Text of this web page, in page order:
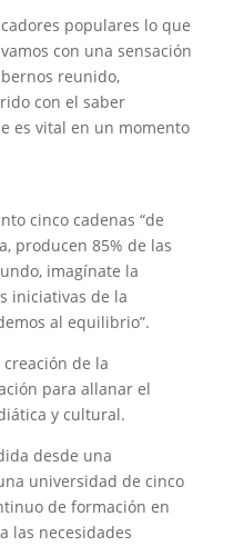
populares lo que
con una sensación
reunido,
con el saber
es vital en un momento
cinco cadenas “de
producen 85% de las
imagínate la
iniciativas de la
al equilibrio”.
de la
para allanar el
y cultural.
desde una
universidad de cinco
de formación en
las necesidades